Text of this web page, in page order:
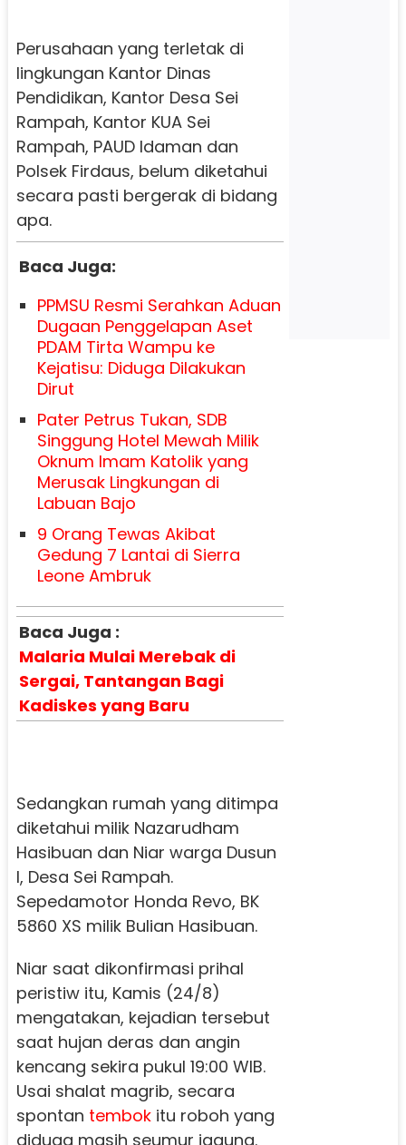
Perusahaan yang terletak di
lingkungan Kantor Dinas
Pendidikan, Kantor Desa Sei
Rampah, Kantor KUA Sei
Rampah, PAUD Idaman dan
Polsek Firdaus, belum diketahui
secara pasti bergerak di bidang
apa.
Baca Juga:
PPMSU Resmi Serahkan Aduan
Dugaan Penggelapan Aset
PDAM Tirta Wampu ke
Kejatisu: Diduga Dilakukan
Dirut
Pater Petrus Tukan, SDB
Singgung Hotel Mewah Milik
Oknum Imam Katolik yang
Merusak Lingkungan di
Labuan Bajo
9 Orang Tewas Akibat
Gedung 7 Lantai di Sierra
Leone Ambruk
Baca Juga :
Malaria Mulai Merebak di
Sergai, Tantangan Bagi
Kadiskes yang Baru
Sedangkan rumah yang ditimpa
diketahui milik Nazarudham
Hasibuan dan Niar warga Dusun
I, Desa Sei Rampah.
Sepedamotor Honda Revo, BK
5860 XS milik Bulian Hasibuan.
Niar saat dikonfirmasi prihal
peristiw itu, Kamis (24/8)
mengatakan, kejadian tersebut
saat hujan deras dan angin
kencang sekira pukul 19:00 WIB.
Usai shalat magrib, secara
spontan tembokitu roboh yang
diduga masih seumur jagung.